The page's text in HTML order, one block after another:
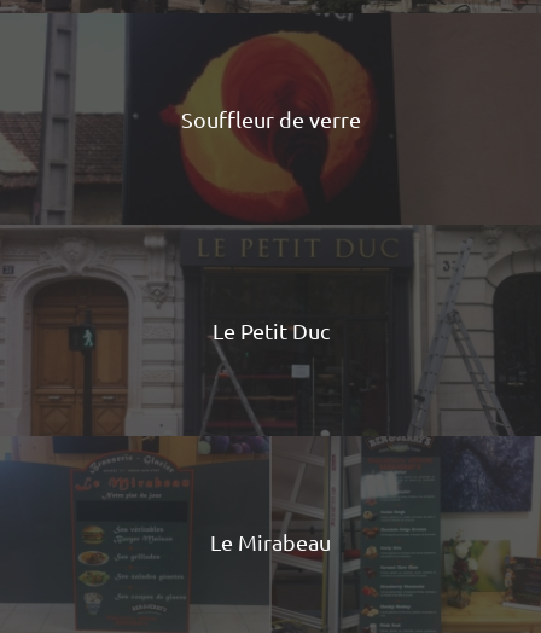
Souffleur de verre
Le Petit Duc
Le Mirabeau